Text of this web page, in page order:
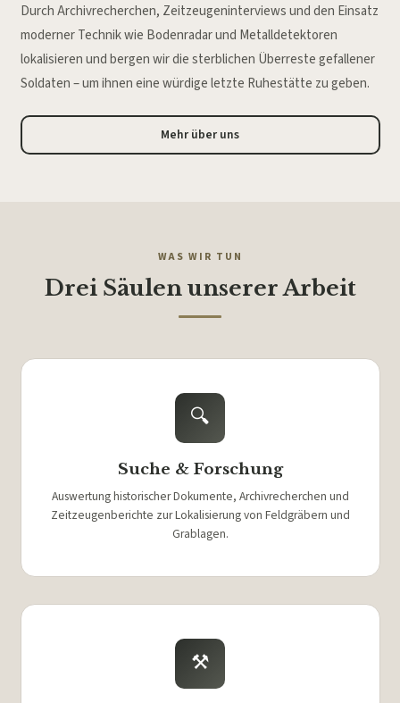
Durch Archivrecherchen, Zeitzeugeninterviews und den Einsatz
moderner Technik wie Bodenradar und Metalldetektoren
lokalisieren und bergen wir die sterblichen Überreste gefallener
Soldaten – um ihnen eine würdige letzte Ruhestätte zu geben.
Mehr über uns
WAS WIR TUN
Drei Säulen unserer Arbeit
🔍
Suche & Forschung
Auswertung historischer Dokumente, Archivrecherchen und
Zeitzeugenberichte zur Lokalisierung von Feldgräbern und
Grablagen.
⚒